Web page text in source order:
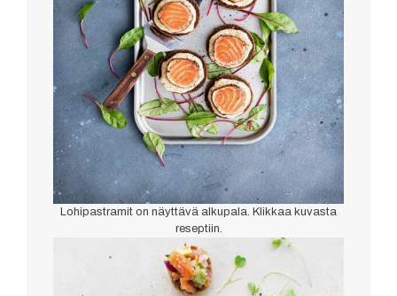
Lohipastramit on näyttävä alkupala. Klikkaa kuvasta
reseptiin.